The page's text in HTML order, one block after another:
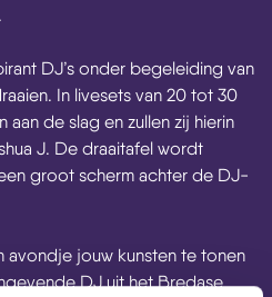
DJ’s onder begeleiding van
In livesets van 20 tot 30
aan de slag en zullen zij hierin
J. De draaitafel wordt
groot scherm achter de DJ-
avondje jouw kunsten te tonen
DJ uit het Bredase